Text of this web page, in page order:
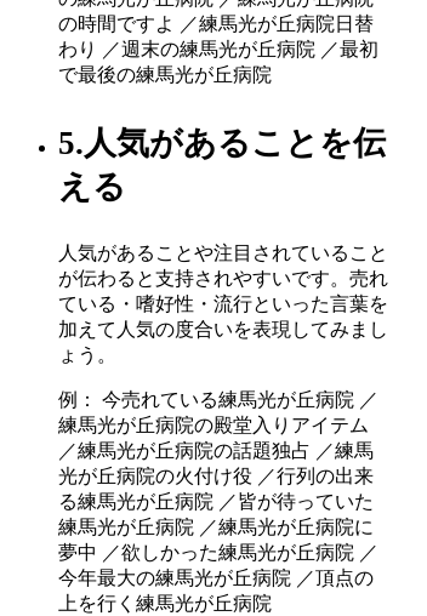
の時間ですよ ／練馬光が丘病院日替
わり ／週末の練馬光が丘病院 ／最初
で最後の練馬光が丘病院
5.人気があることを伝
える
人気があることや注目されていること
が伝わると支持されやすいです。売れ
ている・嗜好性・流行といった言葉を
加えて人気の度合いを表現してみまし
ょう。
例： 今売れている練馬光が丘病院 ／
練馬光が丘病院の殿堂入りアイテム
／練馬光が丘病院の話題独占 ／練馬
光が丘病院の火付け役 ／行列の出来
る練馬光が丘病院 ／皆が待っていた
練馬光が丘病院 ／練馬光が丘病院に
夢中 ／欲しかった練馬光が丘病院 ／
今年最大の練馬光が丘病院 ／頂点の
上を行く練馬光が丘病院